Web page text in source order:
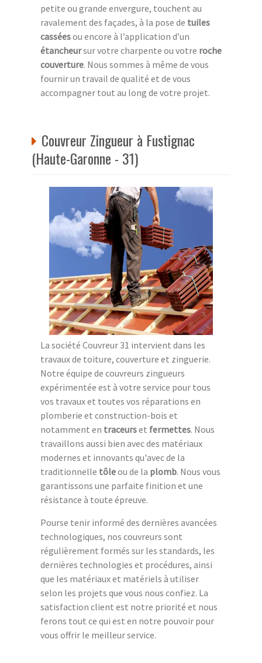
petite ou grande envergure, touchent au
ravalement des façades, à la pose de tuiles
casséesou encore à l’application d’un
étancheursur votre charpente ou votre roche
couverture. Nous sommes à même de vous
fournir un travail de qualité et de vous
accompagner tout au long de votre projet.
Couvreur Zingueur à Fustignac
(Haute-Garonne - 31)
La société Couvreur 31 intervient dans les
travaux de toiture, couverture et zinguerie.
Notre équipe de couvreurs zingueurs
expérimentée est à votre service pour tous
vos travaux et toutes vos réparations en
plomberie et construction-bois et
notamment en traceurset fermettes. Nous
travaillons aussi bien avec des matériaux
modernes et innovants qu'avec de la
traditionnelle tôleou de la plomb. Nous vous
garantissons une parfaite finition et une
résistance à toute épreuve.
Pourse tenir informé des dernières avancées
technologiques, nos couvreurs sont
régulièrement formés sur les standards, les
dernières technologies et procédures, ainsi
que les matériaux et matériels à utiliser
selon les projets que vous nous confiez. La
satisfaction client est notre priorité et nous
ferons tout ce qui est en notre pouvoir pour
vous offrir le meilleur service.